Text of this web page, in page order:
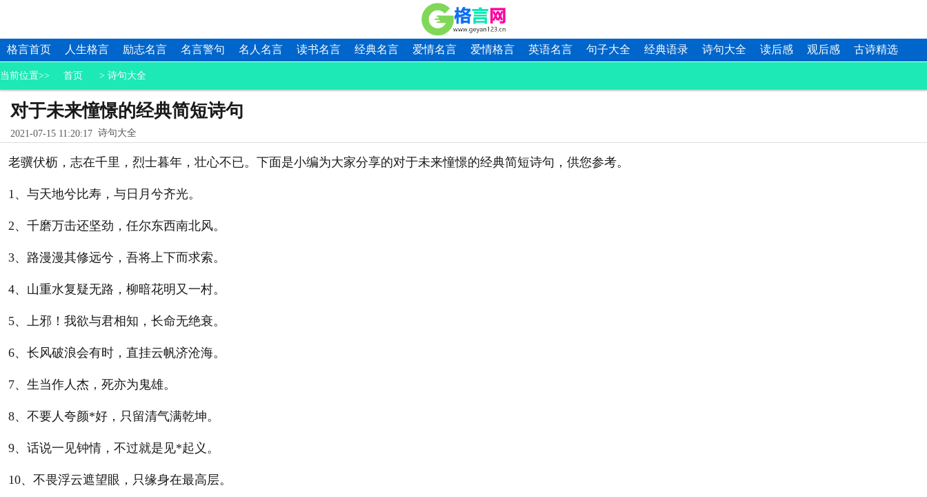
格言首页 人生格言 励志名言 名言警句 名人名言 读书名言 经典名言 爱情名言 爱情格言 英语名言 句子大全 经典语录 诗句大全 读后感 观后感 古诗精选
当前位置>> 首页 > 诗句大全
对于未来憧憬的经典简短诗句
2021-07-15 11:20:17 诗句大全
老骥伏枥，志在千里，烈士暮年，壮心不已。下面是小编为大家分享的对于未来憧憬的经典简短诗句，供您参考。
1、与天地兮比寿，与日月兮齐光。
2、千磨万击还坚劲，任尔东西南北风。
3、路漫漫其修远兮，吾将上下而求索。
4、山重水复疑无路，柳暗花明又一村。
5、上邪！我欲与君相知，长命无绝衰。
6、长风破浪会有时，直挂云帆济沧海。
7、生当作人杰，死亦为鬼雄。
8、不要人夸颜*好，只留清气满乾坤。
9、话说一见钟情，不过就是见*起义。
10、不畏浮云遮望眼，只缘身在最高层。